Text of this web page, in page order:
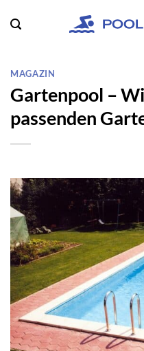
Inhalt
MAGAZIN
Gartenpool –
passenden